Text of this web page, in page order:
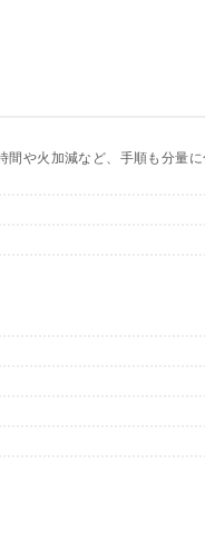
や火加減など、手順も分量に